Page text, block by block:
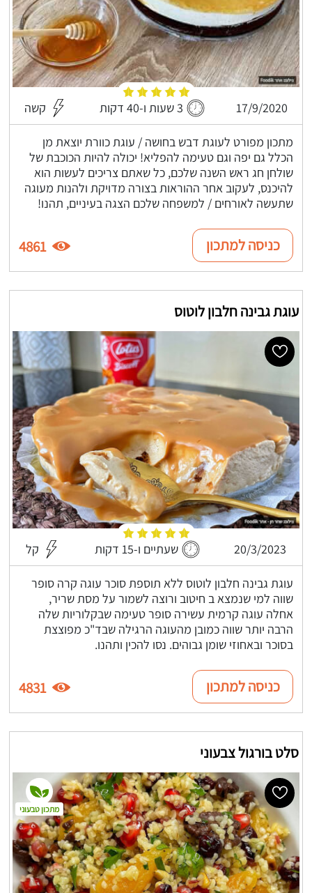
17/9/2020 3 שעות ו-40 דקות קשה
מתכון מפורט לעוגת דבש בחושה / עוגת כוורת יוצאת מן
הכלל גם יפה וגם טעימה להפליא! יכולה להיות הכוכבת של
שולחן חג ראש השנה שלכם, כל שאתם צריכים לעשות הוא
להיכנס, לעקוב אחר ההוראות בצורה מדויקת ולהנות מעוגה
שתעשה לאורחים / למשפחה שלכם הצגה בעיניים, תהנו!
כניסה למתכון 4861
עוגת גבינה חלבון לוטוס
20/3/2023 שעתיים ו-15 דקות קל
עוגת גבינה חלבון לוטוס ללא תוספת סוכר עוגה קרה סופר
שווה למי שנמצא ב חיטוב ורוצה לשמור על מסת שריר,
אחלה עוגה קרמית עשירה סופר טעימה שבקלוריות שלה
הרבה יותר שווה כמובן מהעוגה הרגילה שבד"כ מפוצצת
בסוכר ובאחוזי שומן גבוהים. נסו להכין ותהנו.
כניסה למתכון 4831
סלט בורגול צבעוני
מתכון טבעוני